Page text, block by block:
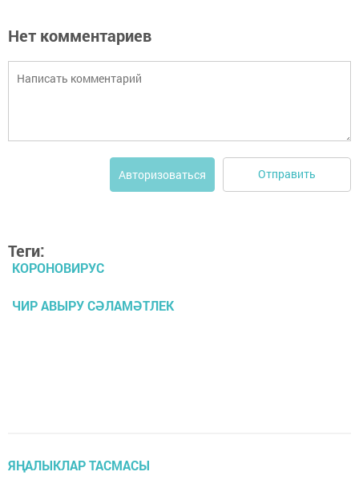
Нет комментариев
Авторизоваться Отправить
Теги:
КОРОНОВИРУС
ЧИР АВЫРУ СӘЛАМӘТЛЕК
ЯҢАЛЫКЛАР ТАСМАСЫ